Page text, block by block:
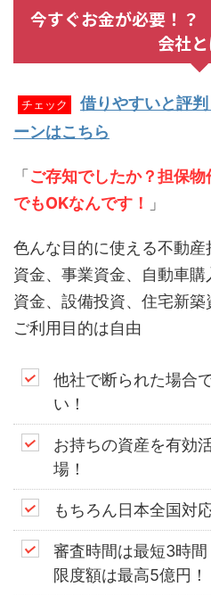
今すぐお金が必要！
会社
チェック
借りやすいと評
ーンはこちら
「 ご存知でしたか？担保
でもOKなんです！
」
色んな目的に使える不動
資金、事業資金、自動車
資金、設備投資、住宅新
ご利用目的は自由
他社で断られた場合
い！
お持ちの資産を有効
場！
もちろん日本全国対
審査時間は最短3時間
限度額は最高5億円！